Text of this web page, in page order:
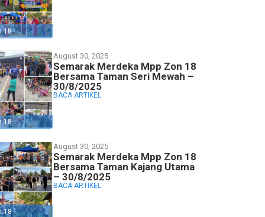
18
18
August 30, 2025
Semarak Merdeka Mpp Zon 18
Bersama Taman Seri Mewah –
30/8/2025
BACA ARTIKEL
18
August 30, 2025
Semarak Merdeka Mpp Zon 18
Bersama Taman Kajang Utama
– 30/8/2025
BACA ARTIKEL